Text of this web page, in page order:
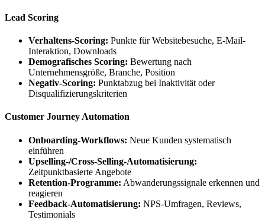
Lead Scoring
Verhaltens-Scoring: Punkte für Websitebesuche, E-Mail-
Interaktion, Downloads
Demografisches Scoring: Bewertung nach
Unternehmensgröße, Branche, Position
Negativ-Scoring: Punktabzug bei Inaktivität oder
Disqualifizierungskriterien
Customer Journey Automation
Onboarding-Workflows: Neue Kunden systematisch
einführen
Upselling-/Cross-Selling-Automatisierung:
Zeitpunktbasierte Angebote
Retention-Programme: Abwanderungssignale erkennen und
reagieren
Feedback-Automatisierung: NPS-Umfragen, Reviews,
Testimonials